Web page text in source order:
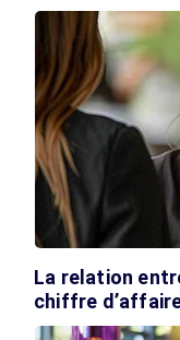
La relation
chiffre